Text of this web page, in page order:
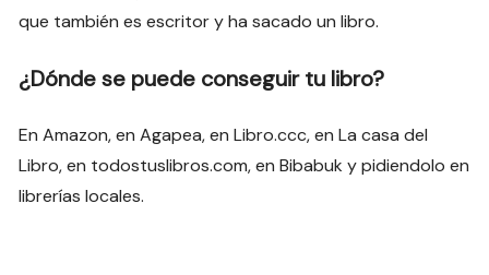
que también es escritor y ha sacado un libro.
¿Dónde se puede conseguir tu libro?
En Amazon, en Agapea, en Libro.ccc, en La casa del
Libro, en todostuslibros.com, en Bibabuk y pidiendolo en
librerías locales.